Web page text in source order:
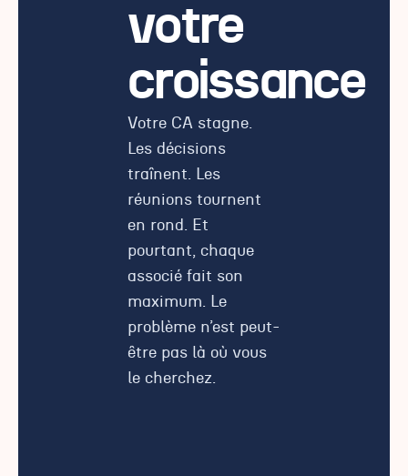
votre
croissance
Votre CA stagne.
Les décisions
traînent. Les
réunions tournent
en rond. Et
pourtant, chaque
associé fait son
maximum. Le
problème n’est peut-
être pas là où vous
le cherchez.